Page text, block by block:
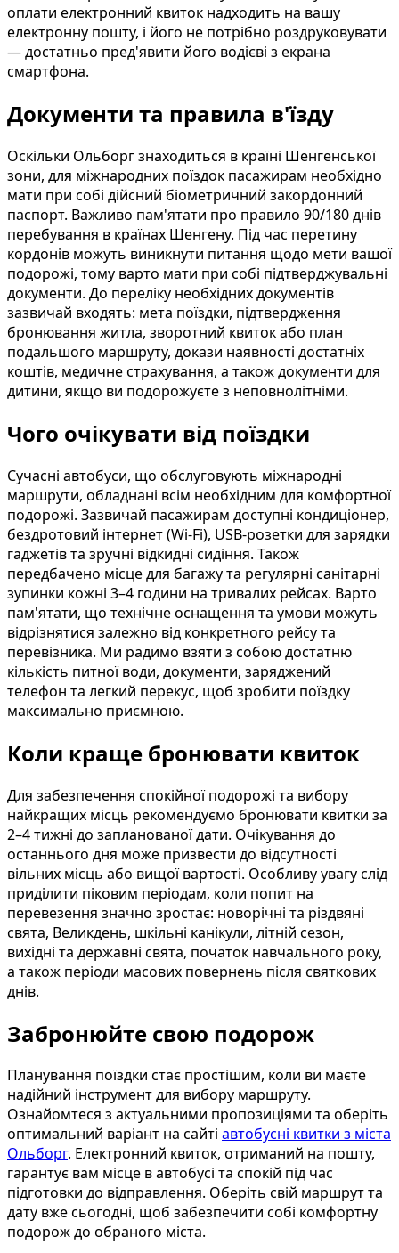
оплати електронний квиток надходить на вашу
електронну пошту, і його не потрібно роздруковувати
— достатньо пред'явити його водієві з екрана
смартфона.
Документи та правила в'їзду
Оскільки Ольборг знаходиться в країні Шенгенської
зони, для міжнародних поїздок пасажирам необхідно
мати при собі дійсний біометричний закордонний
паспорт. Важливо пам'ятати про правило 90/180 днів
перебування в країнах Шенгену. Під час перетину
кордонів можуть виникнути питання щодо мети вашої
подорожі, тому варто мати при собі підтверджувальні
документи. До переліку необхідних документів
зазвичай входять: мета поїздки, підтвердження
бронювання житла, зворотний квиток або план
подальшого маршруту, докази наявності достатніх
коштів, медичне страхування, а також документи для
дитини, якщо ви подорожуєте з неповнолітніми.
Чого очікувати від поїздки
Сучасні автобуси, що обслуговують міжнародні
маршрути, обладнані всім необхідним для комфортної
подорожі. Зазвичай пасажирам доступні кондиціонер,
бездротовий інтернет (Wi-Fi), USB-розетки для зарядки
гаджетів та зручні відкидні сидіння. Також
передбачено місце для багажу та регулярні санітарні
зупинки кожні 3–4 години на тривалих рейсах. Варто
пам'ятати, що технічне оснащення та умови можуть
відрізнятися залежно від конкретного рейсу та
перевізника. Ми радимо взяти з собою достатню
кількість питної води, документи, заряджений
телефон та легкий перекус, щоб зробити поїздку
максимально приємною.
Коли краще бронювати квиток
Для забезпечення спокійної подорожі та вибору
найкращих місць рекомендуємо бронювати квитки за
2–4 тижні до запланованої дати. Очікування до
останнього дня може призвести до відсутності
вільних місць або вищої вартості. Особливу увагу слід
приділити піковим періодам, коли попит на
перевезення значно зростає: новорічні та різдвяні
свята, Великдень, шкільні канікули, літній сезон,
вихідні та державні свята, початок навчального року,
а також періоди масових повернень після святкових
днів.
Забронюйте свою подорож
Планування поїздки стає простішим, коли ви маєте
надійний інструмент для вибору маршруту.
Ознайомтеся з актуальними пропозиціями та оберіть
оптимальний варіант на сайті автобусні квитки з міста
Ольборг. Електронний квиток, отриманий на пошту,
гарантує вам місце в автобусі та спокій під час
підготовки до відправлення. Оберіть свій маршрут та
дату вже сьогодні, щоб забезпечити собі комфортну
подорож до обраного міста.